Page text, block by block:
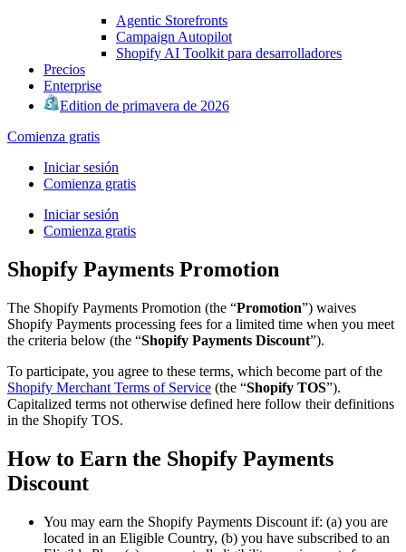
Agentic Storefronts
Campaign Autopilot
Shopify AI Toolkit para desarrolladores
Precios
Enterprise
Edition de primavera de 2026
Comienza gratis
Iniciar sesión
Comienza gratis
Iniciar sesión
Comienza gratis
Shopify Payments Promotion
The Shopify Payments Promotion (the “Promotion”) waives
Shopify Payments processing fees for a limited time when you meet
the criteria below (the “Shopify Payments Discount”).
To participate, you agree to these terms, which become part of the
Shopify Merchant Terms of Service (the “Shopify TOS”).
Capitalized terms not otherwise defined here follow their definitions
in the Shopify TOS.
How to Earn the Shopify Payments
Discount
You may earn the Shopify Payments Discount if: (a) you are
located in an Eligible Country, (b) you have subscribed to an